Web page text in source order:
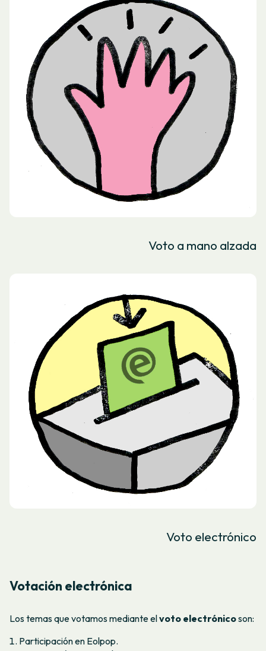
Voto a mano alzada
Voto electrónico
Votación electrónica
Los temas que votamos mediante elvoto electrónicoson:
Participación en Eolpop.